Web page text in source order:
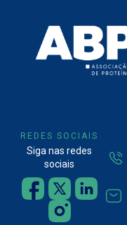
REDES SOCIAIS
Siga nas redes
sociais